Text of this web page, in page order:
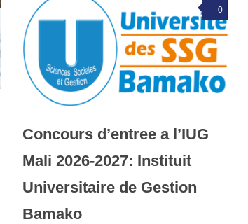
0
Concours d’entree a l’IUG
Mali 2026-2027: Instituit
Universitaire de Gestion
Bamako